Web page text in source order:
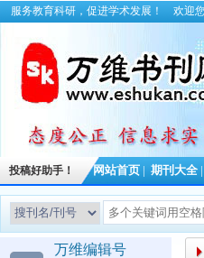
服务教育科研，促进学术发展！ 欢迎
投稿好助手！ 网站首页 期刊大全
万维编辑号